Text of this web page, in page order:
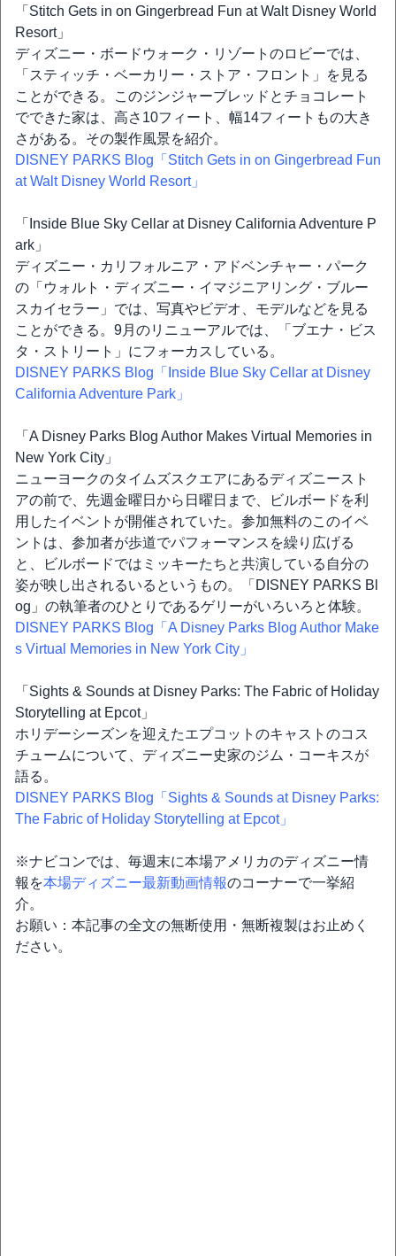
「Stitch Gets in on Gingerbread Fun at Walt Disney World
Resort」
ディズニー・ボードウォーク・リゾートのロビーでは、
「スティッチ・ベーカリー・ストア・フロント」を見る
ことができる。このジンジャーブレッドとチョコレート
でできた家は、高さ10フィート、幅14フィートもの大き
さがある。その製作風景を紹介。
DISNEY PARKS Blog「Stitch Gets in on Gingerbread Fun
at Walt Disney World Resort」
「Inside Blue Sky Cellar at Disney California Adventure P
ark」
ディズニー・カリフォルニア・アドベンチャー・パーク
の「ウォルト・ディズニー・イマジニアリング・ブルー
スカイセラー」では、写真やビデオ、モデルなどを見る
ことができる。9月のリニューアルでは、「ブエナ・ビス
タ・ストリート」にフォーカスしている。
DISNEY PARKS Blog「Inside Blue Sky Cellar at Disney
California Adventure Park」
「A Disney Parks Blog Author Makes Virtual Memories in
New York City」
ニューヨークのタイムズスクエアにあるディズニースト
アの前で、先週金曜日から日曜日まで、ビルボードを利
用したイベントが開催されていた。参加無料のこのイベ
ントは、参加者が歩道でパフォーマンスを繰り広げる
と、ビルボードではミッキーたちと共演している自分の
姿が映し出されるいるというもの。「DISNEY PARKS Bl
og」の執筆者のひとりであるゲリーがいろいろと体験。
DISNEY PARKS Blog「A Disney Parks Blog Author Make
s Virtual Memories in New York City」
「Sights & Sounds at Disney Parks: The Fabric of Holiday
Storytelling at Epcot」
ホリデーシーズンを迎えたエプコットのキャストのコス
チュームについて、ディズニー史家のジム・コーキスが
語る。
DISNEY PARKS Blog「Sights & Sounds at Disney Parks:
The Fabric of Holiday Storytelling at Epcot」
※ナビコンでは、毎週末に本場アメリカのディズニー情
報を本場ディズニー最新動画情報のコーナーで一挙紹
介。
お願い：本記事の全文の無断使用・無断複製はお止めく
ださい。